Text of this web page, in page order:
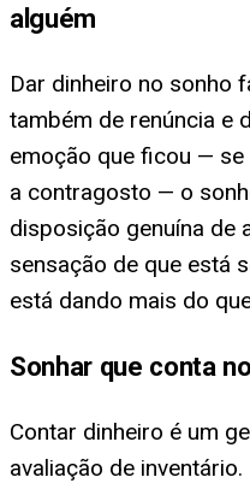
alguém
Dar dinheiro no sonho
também de renúncia e
emoção que ficou —
a contragosto — o
disposição genuína de
sensação de que está
está dando mais do
Sonhar que conta
Contar dinheiro é um
avaliação de